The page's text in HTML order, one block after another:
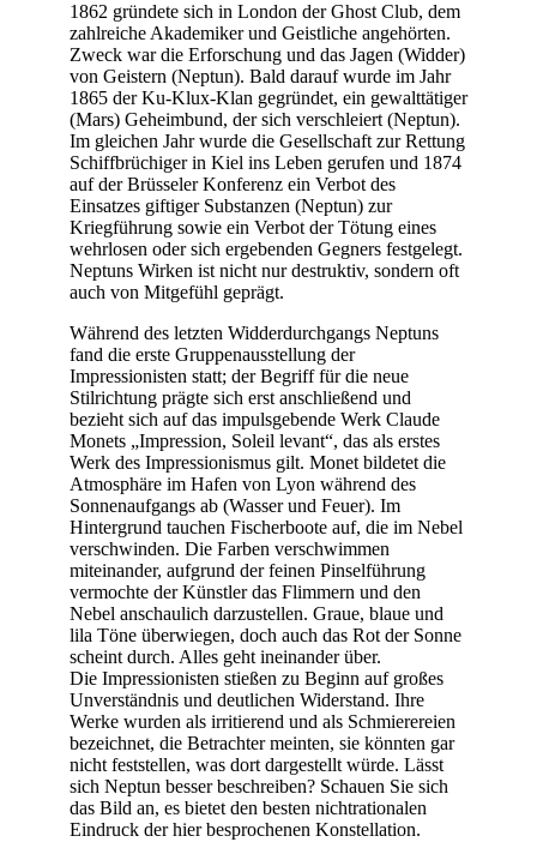
1862 gründete sich in London der Ghost Club, dem
zahlreiche Akademiker und Geistliche angehörten.
Zweck war die Erforschung und das Jagen (Widder)
von Geistern (Neptun). Bald darauf wurde im Jahr
1865 der Ku-Klux-Klan gegründet, ein gewalttätiger
(Mars) Geheimbund, der sich verschleiert (Neptun).
Im gleichen Jahr wurde die Gesellschaft zur Rettung
Schiffbrüchiger in Kiel ins Leben gerufen und 1874
auf der Brüsseler Konferenz ein Verbot des
Einsatzes giftiger Substanzen (Neptun) zur
Kriegführung sowie ein Verbot der Tötung eines
wehrlosen oder sich ergebenden Gegners festgelegt.
Neptuns Wirken ist nicht nur destruktiv, sondern oft
auch von Mitgefühl geprägt.
Während des letzten Widderdurchgangs Neptuns
fand die erste Gruppenausstellung der
Impressionisten statt; der Begriff für die neue
Stilrichtung prägte sich erst anschließend und
bezieht sich auf das impulsgebende Werk Claude
Monets „Impression, Soleil levant“, das als erstes
Werk des Impressionismus gilt. Monet bildetet die
Atmosphäre im Hafen von Lyon während des
Sonnenaufgangs ab (Wasser und Feuer). Im
Hintergrund tauchen Fischerboote auf, die im Nebel
verschwinden. Die Farben verschwimmen
miteinander, aufgrund der feinen Pinselführung
vermochte der Künstler das Flimmern und den
Nebel anschaulich darzustellen. Graue, blaue und
lila Töne überwiegen, doch auch das Rot der Sonne
scheint durch. Alles geht ineinander über.
Die Impressionisten stießen zu Beginn auf großes
Unverständnis und deutlichen Widerstand. Ihre
Werke wurden als irritierend und als Schmierereien
bezeichnet, die Betrachter meinten, sie könnten gar
nicht feststellen, was dort dargestellt würde. Lässt
sich Neptun besser beschreiben? Schauen Sie sich
das Bild an, es bietet den besten nichtrationalen
Eindruck der hier besprochenen Konstellation.